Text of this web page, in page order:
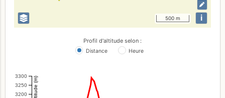
500 m i
Profil d'altitude selon :
Distance Heure
3200
3250
3300 Altitude (m)